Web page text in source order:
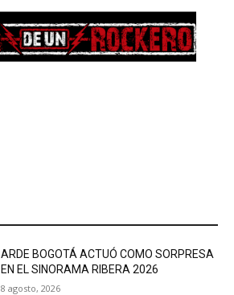
ARDE BOGOTÁ ACTUÓ COMO SORPRESA
EN EL SINORAMA RIBERA 2026
8 agosto, 2026